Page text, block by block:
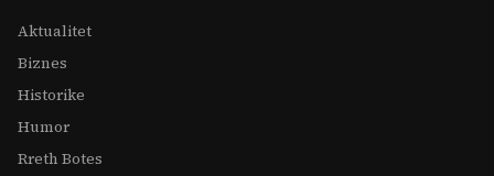
Aktualitet
Biznes
Historike
Humor
Rreth Botes